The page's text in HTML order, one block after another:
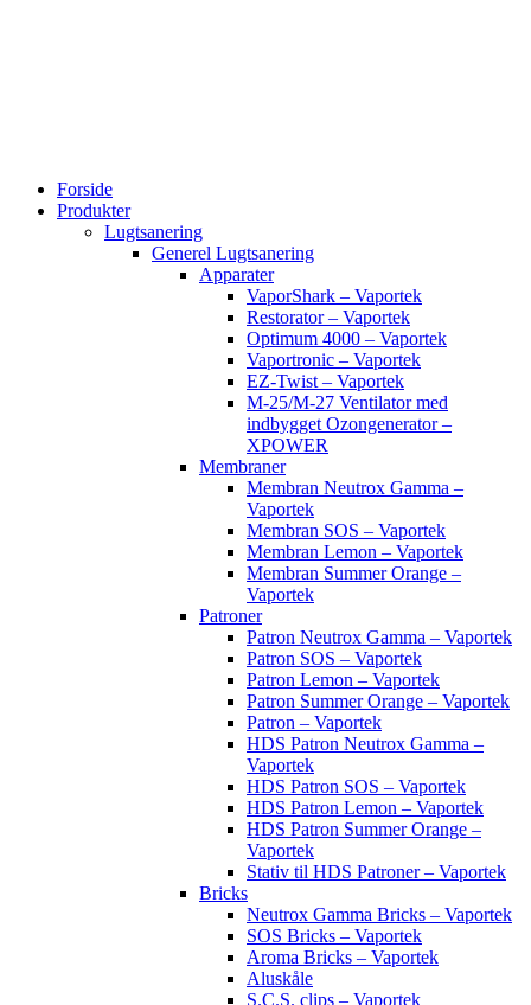
Forside
Produkter
Lugtsanering
Generel Lugtsanering
Apparater
VaporShark – Vaportek
Restorator – Vaportek
Optimum 4000 – Vaportek
Vaportronic – Vaportek
EZ-Twist – Vaportek
M-25/M-27 Ventilator med
indbygget Ozongenerator –
XPOWER
Membraner
Membran Neutrox Gamma –
Vaportek
Membran SOS – Vaportek
Membran Lemon – Vaportek
Membran Summer Orange –
Vaportek
Patroner
Patron Neutrox Gamma – Vaportek
Patron SOS – Vaportek
Patron Lemon – Vaportek
Patron Summer Orange – Vaportek
Patron – Vaportek
HDS Patron Neutrox Gamma –
Vaportek
HDS Patron SOS – Vaportek
HDS Patron Lemon – Vaportek
HDS Patron Summer Orange –
Vaportek
Stativ til HDS Patroner – Vaportek
Bricks
Neutrox Gamma Bricks – Vaportek
SOS Bricks – Vaportek
Aroma Bricks – Vaportek
Aluskåle
S.C.S. clips – Vaportek